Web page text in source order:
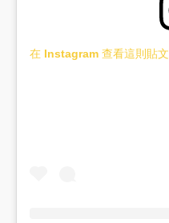
在 Instagram 查看這則貼文